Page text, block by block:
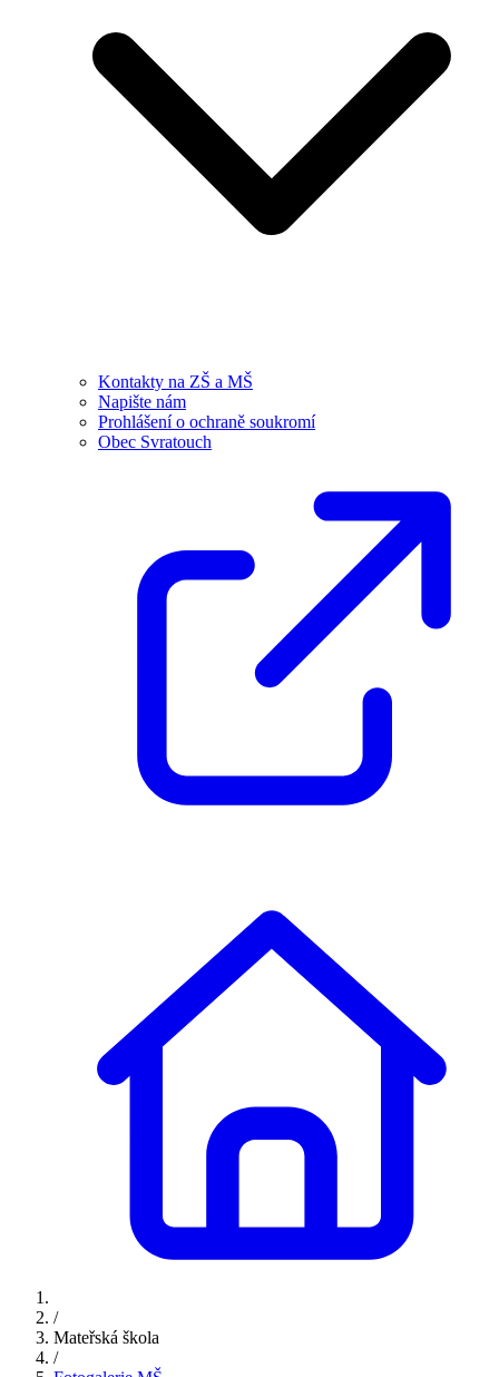
Kontakty na ZŠ a MŠ
Napište nám
Prohlášení o ochraně soukromí
Obec Svratouch
/
Mateřská škola
/